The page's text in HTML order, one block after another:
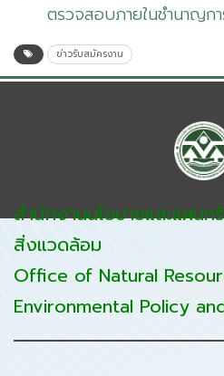
ตรวจสอบภายในชำนาญก
ข่าวรับสมัครงาน
สำนักงานนโยบายและแผนท
สิ่งแวดล้อม
Office of Natural
Environmental Policy